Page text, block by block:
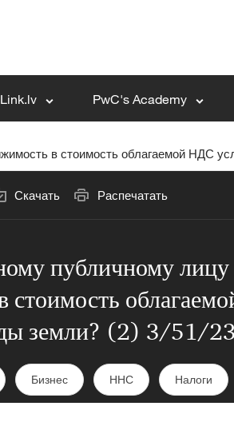
PwC's Academy
в стоимость облагаемой НДС
Скачать Распечатать
публичному лицу
стоимость
земли? (2) 3/51/23
Бизнес ННС Налоги